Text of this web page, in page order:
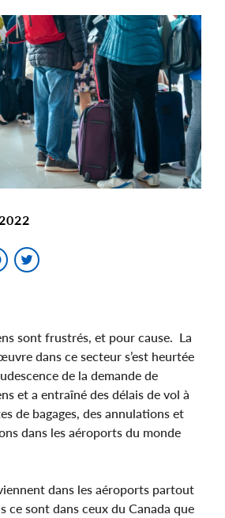
Facebook
sont frustrés, et pour cause. La
dans ce secteur s’est heurtée
de la demande de
et a entraîné des délais de vol à
de bagages, des annulations et
dans les aéroports du monde
dans les aéroports partout
ce sont dans ceux du Canada que